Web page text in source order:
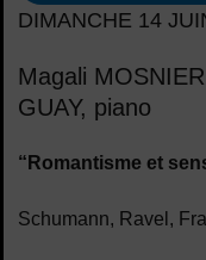
DIMANCHE 14
Magali
GUAY, piano
“Romantisme et
Schumann, Ravel,